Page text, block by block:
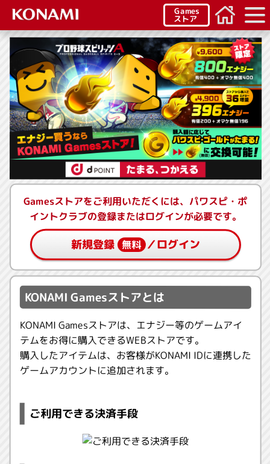
Games
ストア
Gamesストアをご利用いただくには、パワスピ・ポ
イントクラブの登録またはログインが必要です。
新規登録 無料 ／ログイン
KONAMI Gamesストアとは
KONAMI Gamesストアは、エナジー等のゲームアイ
テムをお得に購入できるWEBストアです。
購入したアイテムは、お客様がKONAMI IDに連携した
ゲームアカウントに追加されます。
ご利用できる決済手段